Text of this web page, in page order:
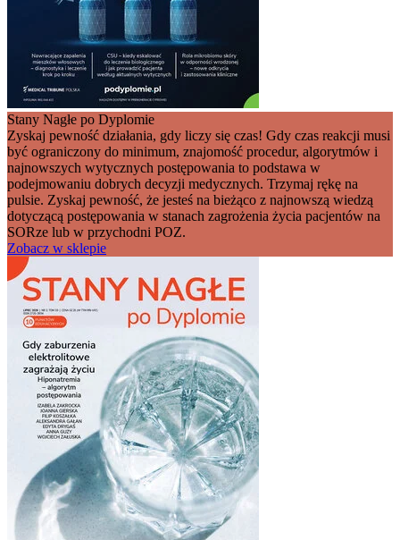
Stany Nagłe po Dyplomie
Zyskaj pewność działania, gdy liczy się czas! Gdy czas reakcji musi
być ograniczony do minimum, znajomość procedur, algorytmów i
najnowszych wytycznych postępowania to podstawa w
podejmowaniu dobrych decyzji medycznych. Trzymaj rękę na
pulsie. Zyskaj pewność, że jesteś na bieżąco z najnowszą wiedzą
dotyczącą postępowania w stanach zagrożenia życia pacjentów na
SORze lub w przychodni POZ.
Zobacz w sklepie